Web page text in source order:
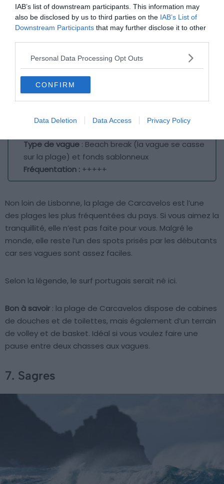
IAB’s list of downstream participants. This information may
also be disclosed by us to third parties on the IAB’s List of
Downstream Participants that may further disclose it to other
Personal Data Processing Opt Outs
CONFIRM
Data Deletion Data Access Privacy Policy
Type de vague : Beach break (la vague se casse
sur la plage) et fonds sablonneux
Fréquentation : +++++
Non loin de Lisbonne, la plage de Carcavelos est l’une
des plages les plus fréquentées du pays. Si vous aimez la
tranquillité, elle n’est pas faite pour vous. Malgré le
monde, elle reste l’un des spots prisés par les débutants
car ses vagues sont assez faciles.
Selon la légende, le surf portugais serait né ici.
Bon à savoir : la plage de Carcavelos dispose de cabines
de douches et de toilettes, mais également d’un terrain
de volley et de basket. Idéal si vous voulez faire une
pause entre deux chasses aux vagues.
7. Sagres